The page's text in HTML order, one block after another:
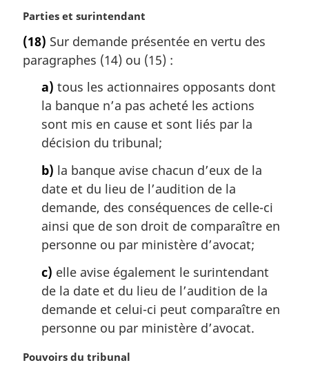
g
n
a
N
t
e
Parties et surintendant
(18) Sur demande présentée en vertu des
paragraphes (14) ou (15) :
a) tous les actionnaires opposants dont
la banque n’a pas acheté les actions
sont mis en cause et sont liés par la
décision du tribunal;
b) la banque avise chacun d’eux de la
date et du lieu de l’audition de la
demande, des conséquences de celle-ci
ainsi que de son droit de comparaître en
personne ou par ministère d’avocat;
c) elle avise également le surintendant
de la date et du lieu de l’audition de la
demande et celui-ci peut comparaître en
personne ou par ministère d’avocat.
N
Pouvoirs du tribunal